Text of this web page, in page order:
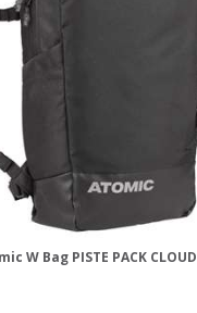
W Bag PISTE PACK CLOUD